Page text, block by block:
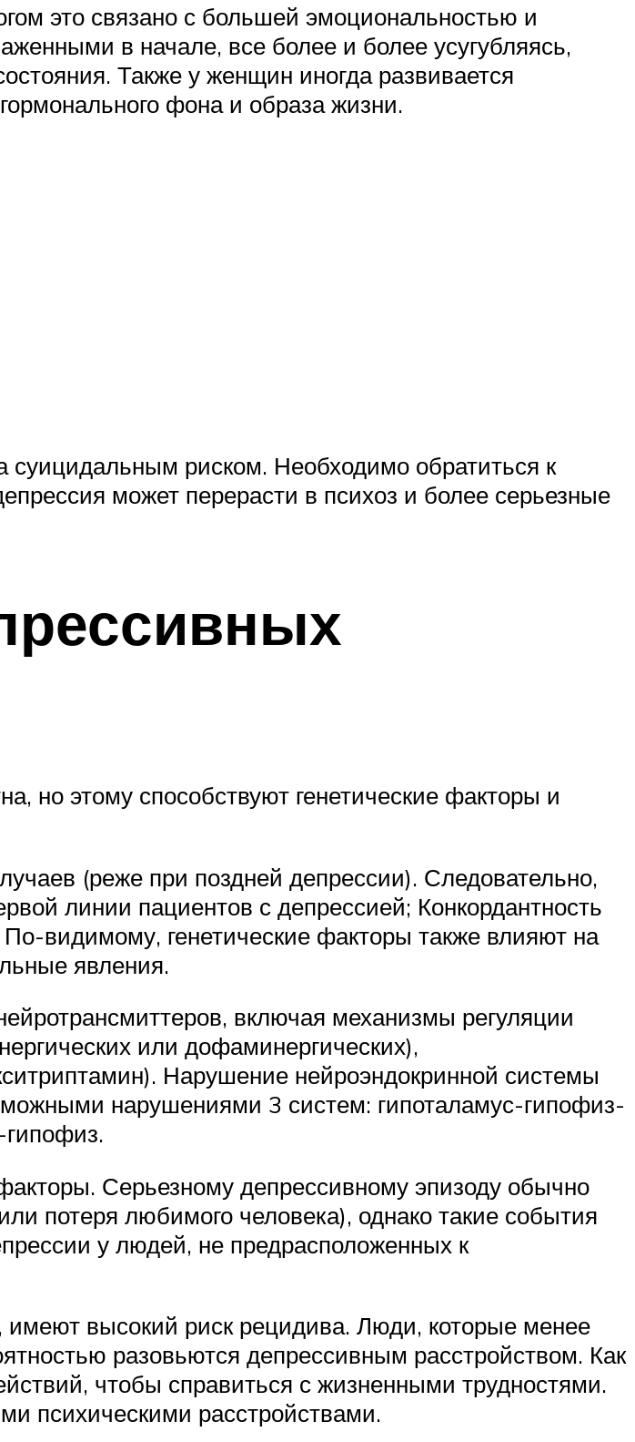
это связано с большей эмоциональностью и
в начале, все более и более усугубляясь,
Также у женщин иногда развивается
фона и образа жизни.
риском. Необходимо обратиться к
может перерасти в психоз и более серьезные
но этому способствуют генетические факторы и
(реже при поздней депрессии). Следовательно,
линии пациентов с депрессией; Конкордантность
видимому, генетические факторы также влияют на
явления.
включая механизмы регуляции
или дофаминергических),
Нарушение нейроэндокринной системы
нарушениями 3 систем: гипоталамус-гипофиз-
гипофиз.
Серьезному депрессивному эпизоду обычно
потеря любимого человека), однако такие события
у людей, не предрасположенных к
высокий риск рецидива. Люди, которые менее
разовьются депрессивным расстройством. Как
чтобы справиться с жизненными трудностями.
психическими расстройствами.